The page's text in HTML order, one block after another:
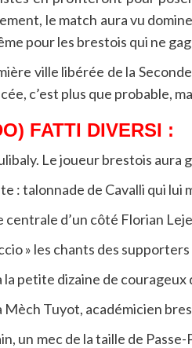
le match aura vu
pour les brestois qui ne
ville libérée de la
c’est plus que probable,
FATTI DIVERSI :
Le joueur brestois
: talonnade de Cavalli qui lui
centrale d’un côté Florian
» les chants des
la petite dizaine de
Mèch Tuyot, académicien
un mec de la taille de